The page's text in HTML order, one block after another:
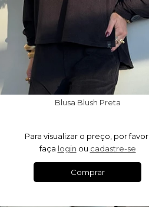
Blusa Blush Preta
Para visualizar o preço, por favor,
faça login ou cadastre-se
Comprar